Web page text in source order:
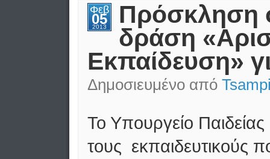
Φεβ
05
2013
Πρόσκληση
δράση
Εκπαίδευση»
Δημοσιευμένο από
Το Υπουργείο
τους εκπαιδευτικούς